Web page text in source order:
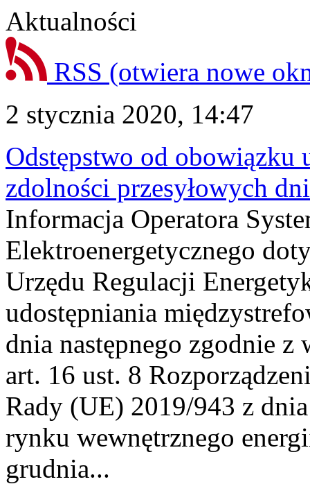
Aktualności
RSS (otwiera nowe
2 stycznia 2020, 14:47
Odstępstwo od obowiązku
zdolności przesyłowych
Informacja Operatora
Elektroenergetycznego
Urzędu Regulacji
udostępniania
dnia następnego zgodnie
art. 16 ust. 8
Rady (UE) 2019/943 z
rynku wewnętrznego
grudnia...